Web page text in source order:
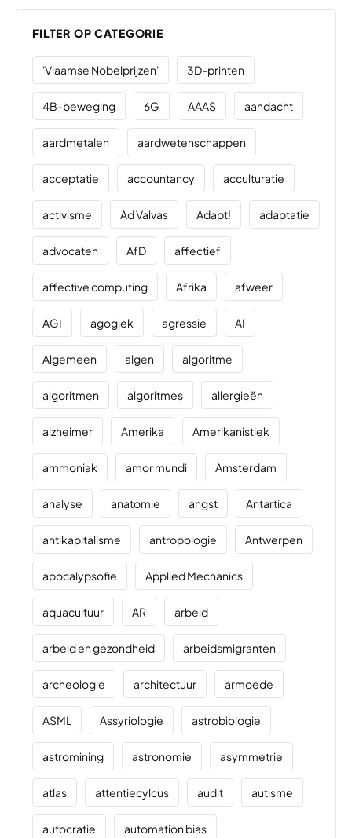
FILTER OP CATEGORIE
'Vlaamse Nobelprijzen' 3D-printen
4B-beweging 6G AAAS aandacht
aardmetalen aardwetenschappen
acceptatie accountancy acculturatie
activisme Ad Valvas Adapt! adaptatie
advocaten AfD affectief
affective computing Afrika afweer
AGI agogiek agressie AI
Algemeen algen algoritme
algoritmen algoritmes allergieën
alzheimer Amerika Amerikanistiek
ammoniak amor mundi Amsterdam
analyse anatomie angst Antartica
antikapitalisme antropologie Antwerpen
apocalypsofie Applied Mechanics
aquacultuur AR arbeid
arbeid en gezondheid arbeidsmigranten
archeologie architectuur armoede
ASML Assyriologie astrobiologie
astromining astronomie asymmetrie
atlas attentiecylcus audit autisme
autocratie automation bias